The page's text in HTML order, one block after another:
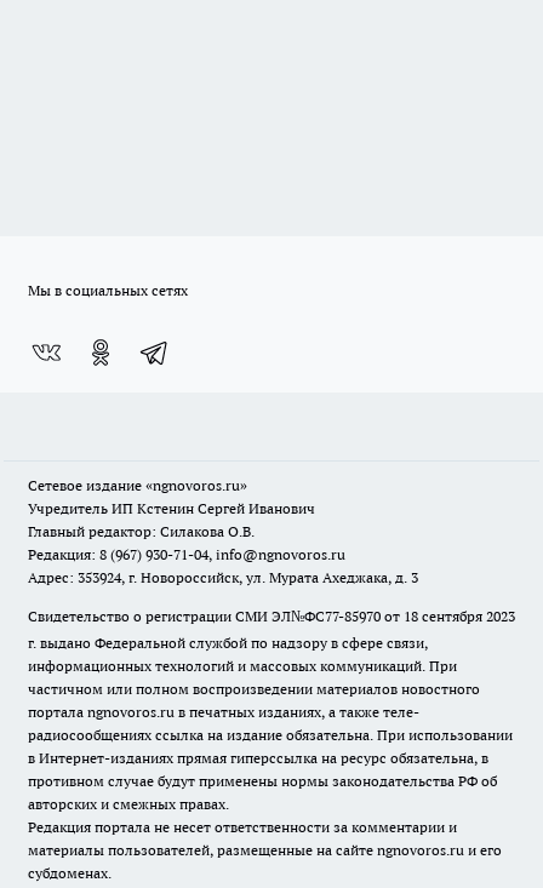
Мы в социальных сетях
Сетевое издание «ngnovoros.ru»
Учредитель ИП Кстенин Сергей Иванович
Главный редактор: Силакова О.В.
Редакция: 8 (967) 930-71-04, info@ngnovoros.ru
Адрес: 353924, г. Новороссийск, ул. Мурата Ахеджака, д. 3
Свидетельство о регистрации СМИ ЭЛ№ФС77-85970 от 18 сентября 2023
г. выдано Федеральной службой по надзору в сфере связи,
информационных технологий и массовых коммуникаций. При
частичном или полном воспроизведении материалов новостного
портала ngnovoros.ru в печатных изданиях, а также теле-
радиосообщениях ссылка на издание обязательна. При использовании
в Интернет-изданиях прямая гиперссылка на ресурс обязательна, в
противном случае будут применены нормы законодательства РФ об
авторских и смежных правах.
Редакция портала не несет ответственности за комментарии и
материалы пользователей, размещенные на сайте ngnovoros.ru и его
субдоменах.